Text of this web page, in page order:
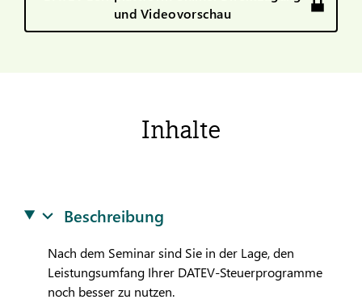
und Videovorschau
Inhalte
Beschreibung
Nach dem Seminar sind Sie in der Lage, den
Leistungsumfang Ihrer DATEV-Steuerprogramme
noch besser zu nutzen.